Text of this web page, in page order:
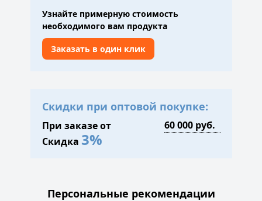
Узнайте примерную стоимость
необходимого вам продукта
Заказать в один клик
Скидки при оптовой покупке:
При заказе от
Скидка 3%
Персональные рекомендации